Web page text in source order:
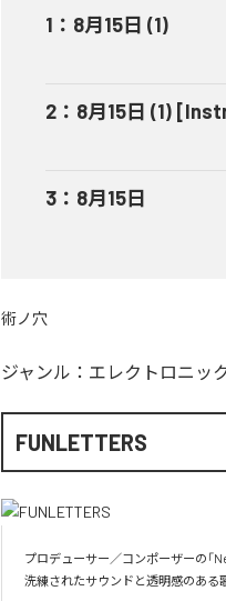
1 ： 8月15日 (1)
2 ： 8月15日 (1)
3 ： 8月15日
術ノ穴
ジャンル： エレクトロニッ
FUNLETTERS
プロデューサー／コンポーザーの「
洗練されたサウンドと透明感のある